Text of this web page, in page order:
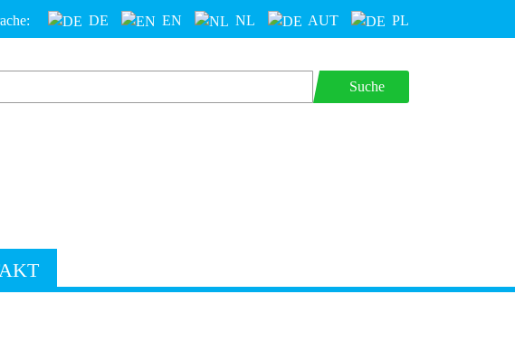
DE EN NL AUT PL
Suche